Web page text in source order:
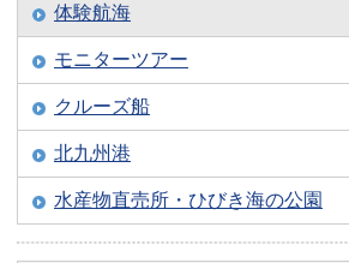
体験航海
モニターツアー
クルーズ船
北九州港
水産物直売所・ひびき海の公園